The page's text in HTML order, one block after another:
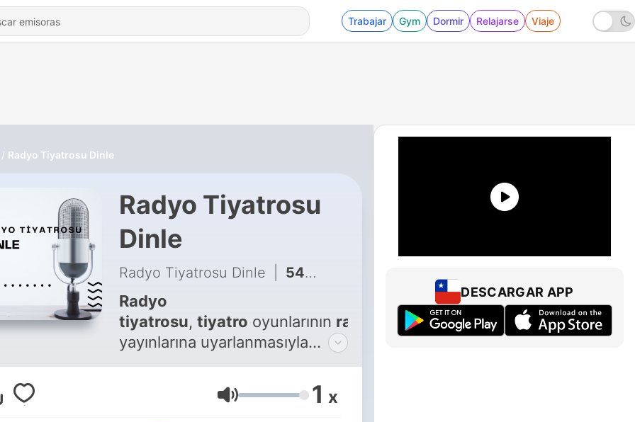
Trabajar Gym Dormir Relajarse Viaje
Radyo Tiyatrosu Dinle
Radyo Tiyatrosu
Dinle
Radyo Tiyatrosu Dinle 546 - Su Testisi - Mehmet Seyda - Radyo Tiyatrosu Polisiye
Radyo
tiyatrosu, tiyatro oyunlarının radyo
yayınlarına uyarlanmasıyla
oluşturulan bir sanat formudur.
Seslendirme ve tonlamalar,
karakterlerin duygusal
Volumen 1 x
DESCARGAR APP